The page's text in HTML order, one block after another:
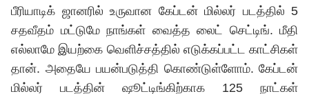
பீரியாடிக் ஜானரில் உருவான கேப்டன் மில்லர் படத்தில் 5
சதவீதம் மட்டுமே நாங்கள் வைத்த லைட் செட்டிங். மீதி
எல்லாமே இயற்கை வெளிச்சத்தில் எடுக்கப்பட்ட காட்சிகள்
தான். அதையே பயன்படுத்தி கொண்டுள்ளோம். கேப்டன்
மில்லர் படத்தின் ஷூட்டிங்கிற்காக 125 நாட்கள்